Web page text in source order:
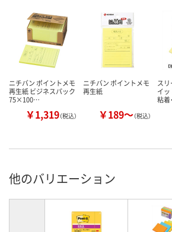
ニチバン ポイントメモ
再生紙 ビジネスパック
75×100…
￥1,319（税込）
ニチバン ポイントメモ
再生紙
￥189～（税込）
スリ
イッ
粘着
他のバリエーション